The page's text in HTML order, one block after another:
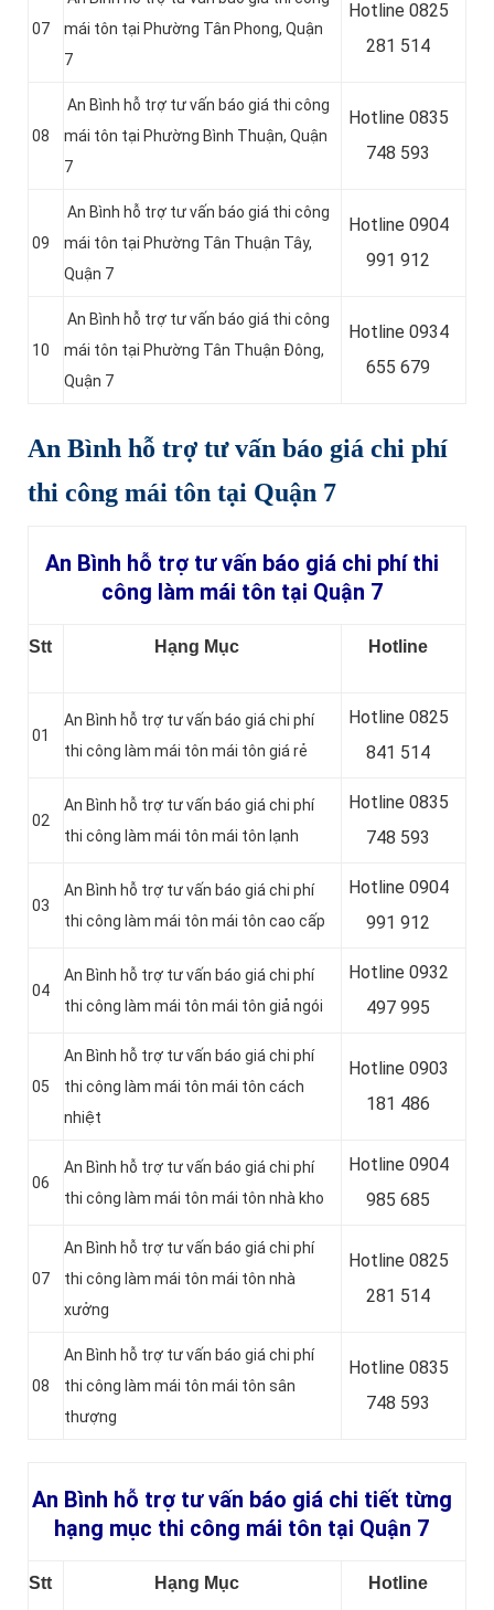
07
mái tôn tại Phường Tân Phong, Quận
7
Hotline 0825
281 514
08
An Bình hỗ trợ tư vấn báo giá thi công
mái tôn tại Phường Bình Thuận, Quận
7
Hotline 0835
748 593
09
An Bình hỗ trợ tư vấn báo giá thi công
mái tôn tại Phường Tân Thuận Tây,
Quận 7
Hotline 0904
991 912
10
An Bình hỗ trợ tư vấn báo giá thi công
mái tôn tại Phường Tân Thuận Đông,
Quận 7
Hotline 0934
655 679
An Bình hỗ trợ tư vấn báo giá chi phí
thi công mái tôn tại Quận 7
An Bình hỗ trợ tư vấn báo giá chi phí thi
công làm mái tôn tại Quận 7
Stt Hạng Mục Hotline
01
An Bình hỗ trợ tư vấn báo giá chi phí
thi công làm mái tôn mái tôn giá rẻ
Hotline 0825
841 514
02
An Bình hỗ trợ tư vấn báo giá chi phí
thi công làm mái tôn mái tôn lạnh
Hotline 0835
748 593
03
An Bình hỗ trợ tư vấn báo giá chi phí
thi công làm mái tôn mái tôn cao cấp
Hotline 0904
991 912
04
An Bình hỗ trợ tư vấn báo giá chi phí
thi công làm mái tôn mái tôn giả ngói
Hotline 0932
497 995
05
An Bình hỗ trợ tư vấn báo giá chi phí
thi công làm mái tôn mái tôn cách
nhiệt
Hotline 0903
181 486
06
An Bình hỗ trợ tư vấn báo giá chi phí
thi công làm mái tôn mái tôn nhà kho
Hotline 0904
985 685
07
An Bình hỗ trợ tư vấn báo giá chi phí
thi công làm mái tôn mái tôn nhà
xưởng
Hotline 0825
281 514
08
An Bình hỗ trợ tư vấn báo giá chi phí
thi công làm mái tôn mái tôn sân
thượng
Hotline 0835
748 593
An Bình hỗ trợ tư vấn báo giá chi tiết từng
hạng mục thi công mái tôn tại Quận 7
Stt Hạng Mục Hotline